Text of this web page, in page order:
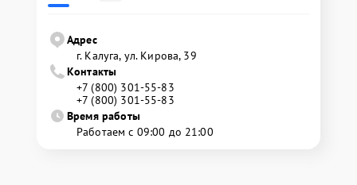
Адрес
г. Калуга, ул. Кирова, 39
Контакты
+7 (800) 301-55-83
+7 (800) 301-55-83
Время работы
Работаем с 09:00 до 21:00